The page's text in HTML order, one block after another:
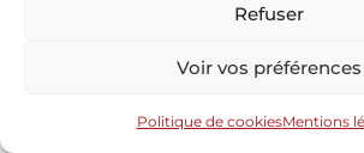
Refuser
Voir vos préférences
Politique de cookiesMentions